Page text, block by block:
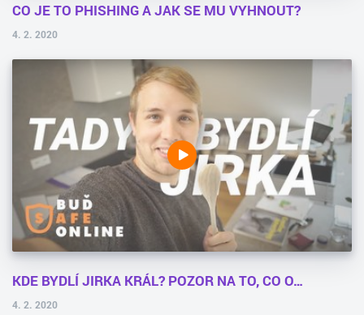
CO JE TO PHISHING A JAK SE MU VYHNOUT?
4. 2. 2020
KDE BYDLÍ JIRKA KRÁL? POZOR NA TO, CO O…
4. 2. 2020